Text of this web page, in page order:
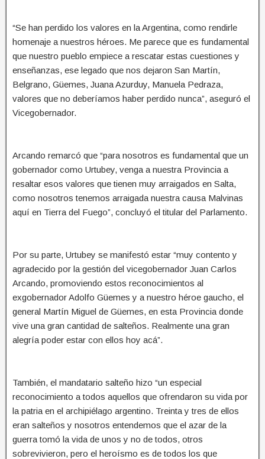
“Se han perdido los valores en la Argentina, como rendirle
homenaje a nuestros héroes. Me parece que es fundamental
que nuestro pueblo empiece a rescatar estas cuestiones y
enseñanzas, ese legado que nos dejaron San Martín,
Belgrano, Güemes, Juana Azurduy, Manuela Pedraza,
valores que no deberíamos haber perdido nunca”, aseguró el
Vicegobernador.
Arcando remarcó que “para nosotros es fundamental que un
gobernador como Urtubey, venga a nuestra Provincia a
resaltar esos valores que tienen muy arraigados en Salta,
como nosotros tenemos arraigada nuestra causa Malvinas
aquí en Tierra del Fuego”, concluyó el titular del Parlamento.
Por su parte, Urtubey se manifestó estar “muy contento y
agradecido por la gestión del vicegobernador Juan Carlos
Arcando, promoviendo estos reconocimientos al
exgobernador Adolfo Güemes y a nuestro héroe gaucho, el
general Martín Miguel de Güemes, en esta Provincia donde
vive una gran cantidad de salteños. Realmente una gran
alegría poder estar con ellos hoy acá”.
También, el mandatario salteño hizo “un especial
reconocimiento a todos aquellos que ofrendaron su vida por
la patria en el archipiélago argentino. Treinta y tres de ellos
eran salteños y nosotros entendemos que el azar de la
guerra tomó la vida de unos y no de todos, otros
sobrevivieron, pero el heroísmo es de todos los que